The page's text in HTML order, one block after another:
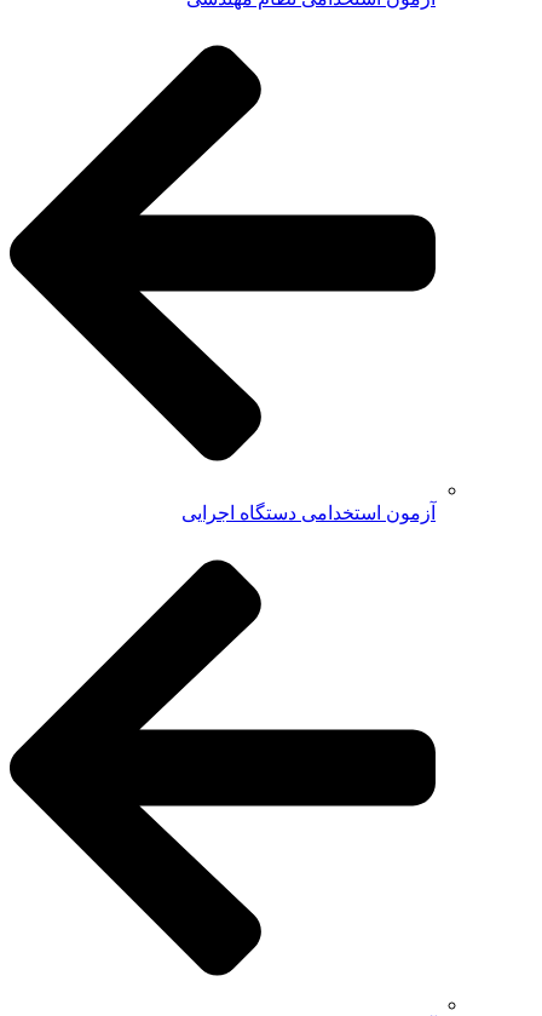
آزمون استخدامی دستگاه اجرایی